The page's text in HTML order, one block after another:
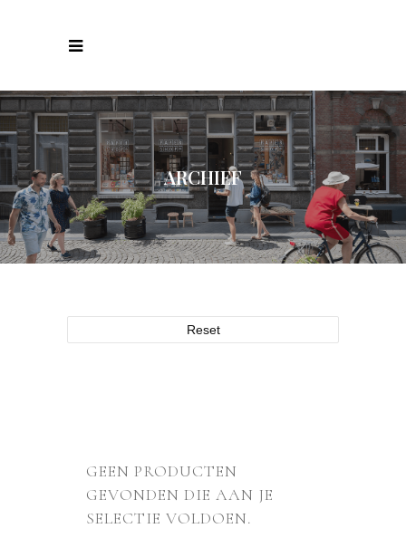
ARCHIEF
Reset
GEEN PRODUCTEN
GEVONDEN DIE AAN JE
SELECTIE VOLDOEN.